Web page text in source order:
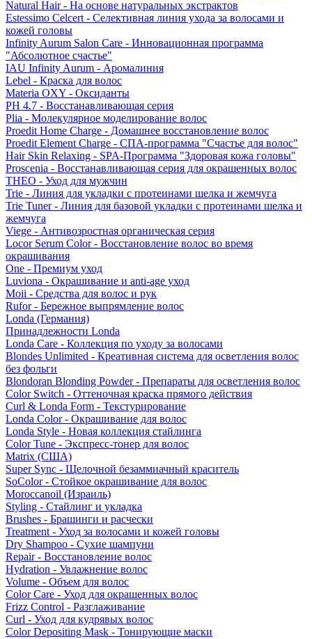
Natural Hair - На основе натуральных экстрактов
Estessimo Celcert - Селективная линия ухода за волосами и
кожей головы
Infinity Aurum Salon Care - Инновационная программа
"Абсолютное счастье"
IAU Infinity Aurum - Аромалиния
Lebel - Краска для волос
Materia OXY - Оксиданты
PH 4.7 - Восстанавливающая серия
Plia - Молекулярное моделирование волос
Proedit Home Charge - Домашнее восстановление волос
Proedit Element Charge - СПА-программа "Счастье для волос"
Hair Skin Relaxing - SPA-Программа "Здоровая кожа головы"
Proscenia - Восстанавливающая серия для окрашенных волос
THEO - Уход для мужчин
Trie - Линия для укладки с протеинами шелка и жемчуга
Trie Tuner - Линия для базовой укладки с протеинами шелка и
жемчуга
Viege - Антивозростная органическая серия
Locor Serum Color - Восстановление волос во время
окрашивания
One - Премиум уход
Luviona - Окрашивание и anti-age уход
Moii - Средства для волос и рук
Rufor - Бережное выпрямление волос
Londa (Германия)
Принадлежности Londa
Londa Care - Коллекция по уходу за волосами
Blondes Unlimited - Креативная система для осветления волос
без фольги
Blondoran Blonding Powder - Препараты для осветления волос
Color Switch - Оттеночная краска прямого действия
Curl & Londa Form - Текстурирование
Londa Color - Окрашивание для волос
Londa Style - Новая коллекция стайлинга
Color Tune - Экспресс-тонер для волос
Matrix (США)
Super Sync - Щелочной безаммиачный краситель
SoColor - Стойкое окрашивание для волос
Moroccanoil (Израиль)
Styling - Стайлинг и укладка
Brushes - Брашинги и расчески
Treatment - Уход за волосами и кожей головы
Dry Shampoo - Сухие шампуни
Repair - Восстановление волос
Hydration - Увлажнение волос
Volume - Объем для волос
Color Care - Уход для окрашенных волос
Frizz Control - Разглаживание
Curl - Уход для кудрявых волос
Color Depositing Mask - Тонирующие маски